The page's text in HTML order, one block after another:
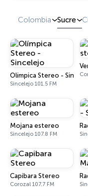
Colombia Sucre
Olímpica Stereo -
Sincelejo 101.5 FM
Mojana estereo
Sincelejo 107.8 FM
Capibara Stereo
Corozal 107.7 FM